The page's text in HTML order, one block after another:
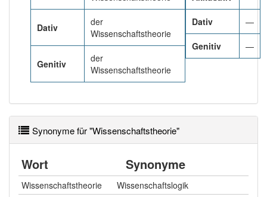
87% unserer Spielapp-Nutzer haben den Artikel
korrekt erraten.
Dativ
der
Wissenschaftstheorie
Genitiv
der
Wissenschaftstheorie
Dativ —
Genitiv —
Synonyme für "Wissenschaftstheorie"
Wort Synonyme
Wissenschaftstheorie
Wissenschaftslogik